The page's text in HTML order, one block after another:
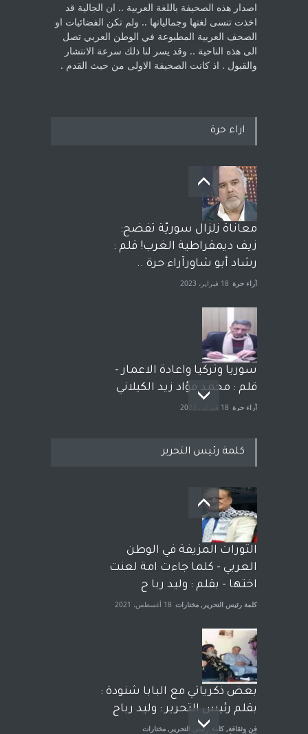
اصدار هذه الصحيفة باللغة العربية .. ان الجالية قد
اخذت ‏تنسى لغتها وجمالياتها .. ولم تكن الفضائيات او
الصحف العربية المطبوعة في الوطن ‏العربي تصل
الى هذه الناحية .. وقد يسر لنا ذلك سرعة الانتشار
والقبول . اذ كانت ‏الصحيفة الاولى من حيث القدم . ‏
اراء حرة
معاناة زلزال سوريّة تفضح:
زيف ديمقراطية الغرب! قلم :
رشاد أبو شاورآراء حرة ..
آراء حرة 18 فبراير، 2023
سوريا وتركيا واعادة الاعمار -
قلم : محمد فؤاد زيد الكيلاني
آراء حرة 18 فبراير، 2023
بعد معارك قضائية طاحنة كتب
وترافع فيها بنفسه مرة اخرى..
الشيخ طارق يوسف يقهر
الحكومة الأمريكية ، فأعطوه
الجنسية عن يد وهم صاغرون،
آراء حرة مختارات 7 أبريل، 2023
كلمة رئيس التحرير
الثورات المزيفة في الوطن
العربي - كلما جاءت امة لعنت
اختها - بقلم : وليد ربا ح
كلمة رئيس التحرير , مختارات 18 أغسطس، 2021
بعض ذكرياتي مع البابا شنودة :
بقلم رئيس التحرير : وليد رباح
فن وثقافة, كلمة رئيس التحرير , مختارات